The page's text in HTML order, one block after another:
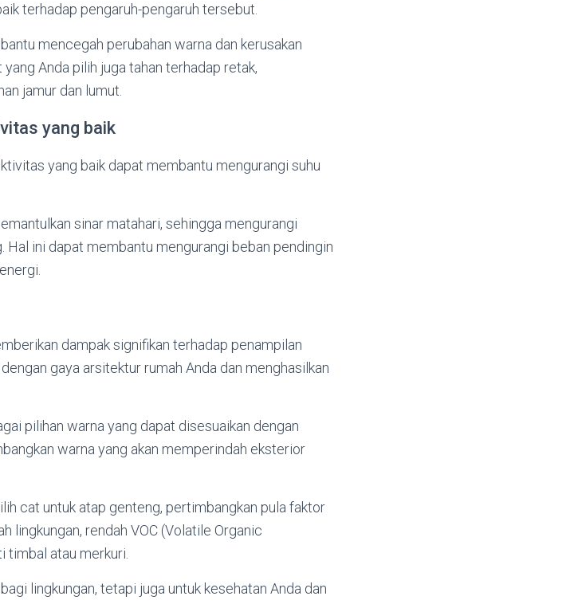
terhadap pengaruh-pengaruh tersebut.
mencegah perubahan warna dan kerusakan
Anda pilih juga tahan terhadap retak,
jamur dan lumut.
yang baik
yang baik dapat membantu mengurangi suhu
sinar matahari, sehingga mengurangi
ini dapat membantu mengurangi beban pendingin
dampak signifikan terhadap penampilan
gaya arsitektur rumah Anda dan menghasilkan
pilihan warna yang dapat disesuaikan dengan
warna yang akan memperindah eksterior
cat untuk atap genteng, pertimbangkan pula faktor
lingkungan, rendah VOC (Volatile Organic
timbal atau merkuri.
lingkungan, tetapi juga untuk kesehatan Anda dan